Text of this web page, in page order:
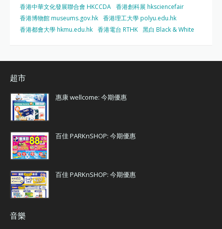
香港中華文化發展聯合會 HKCCDA 香港創科展 hksciencefair
香港博物館 museums.gov.hk 香港理工大學 polyu.edu.hk
香港都會大學 hkmu.edu.hk 香港電台 RTHK 黑白 Black & White
超市
惠康 wellcome: 今期優惠
百佳 PARKnSHOP: 今期優惠
百佳 PARKnSHOP: 今期優惠
音樂